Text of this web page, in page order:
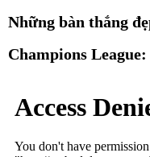
Những bàn thắng
Champions League: